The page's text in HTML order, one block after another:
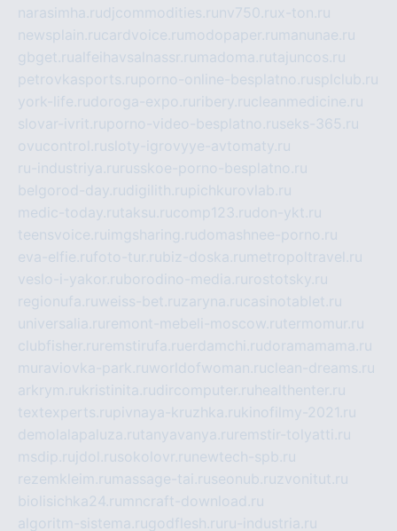
narasimha.rudjcommodities.ru nv750.rux-ton.ru
newsplain.rucardvoice.ru modopaper.ru manunae.ru
gbget.rualfeihavsalnassr.ru madoma.rutajuncos.ru
petrovkasports.ruporno-online-besplatno.rusplclub.ru
york-life.rudoroga-expo.ru ribery.rucleanmedicine.ru
slovar-ivrit.ruporno-video-besplatno.ruseks-365.ru
ovucontrol.rusloty-igrovyye-avtomaty.ru
ru-industriya.ru russkoe-porno-besplatno.ru
belgorod-day.rudigilith.rupichkurovlab.ru
medic-today.rutaksu.rucomp123.rudon-ykt.ru
teensvoice.ru imgsharing.rudomashnee-porno.ru
eva-elfie.rufoto-tur.rubiz-doska.ru metropoltravel.ru
veslo-i-yakor.ruborodino-media.ru rostotsky.ru
regionufa.ruweiss-bet.ruzaryna.rucasinotablet.ru
universalia.ru remont-mebeli-moscow.rutermomur.ru
clubfisher.ru remstirufa.ruerdamchi.rudoramamama.ru
muraviovka-park.ruworldofwoman.ruclean-dreams.ru
arkrym.rukristinita.rudircomputer.ru healthenter.ru
textexperts.rupivnaya-kruzhka.rukinofilmy-2021.ru
demolalapaluza.rutanyavanya.ru remstir-tolyatti.ru
msdip.ru jdol.rusokolovr.ru newtech-spb.ru
rezemkleim.ru massage-tai.ruseonub.ruzvonitut.ru
biolisichka24.ru mncraft-download.ru
algoritm-sistema.rugodflesh.ru ru-industria.ru